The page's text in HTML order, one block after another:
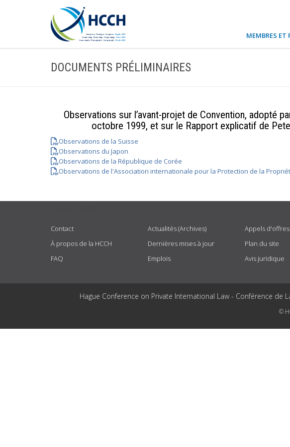
MEMBRES ET
DOCUMENTS PRÉLIMINAIRES
Observations sur l’avant-projet de Convention, adopté
octobre 1999, et sur le Rapport explicatif de
Observations de la Suisse
Observations du Japon
Observations de la République de Corée
Observations de l'Association internationale pour la Protection de la
Contact
À propos de la HCCH
FAQ
Actualités (Archives)
Dernières mises à jour
Emplois
Appels d'offres
Plan du site
Avis juridique
Hague Conference on Private International Law - Conférence
©